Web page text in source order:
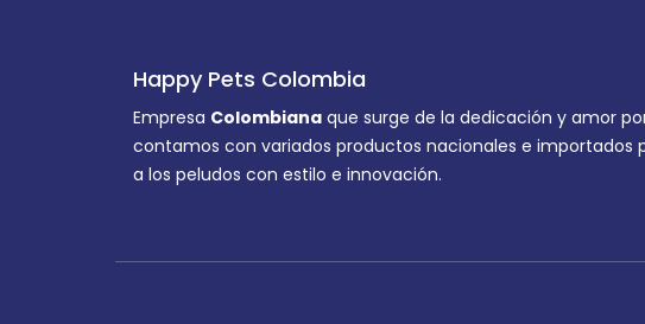
Happy Pets Colombia
Empresa Colombiana que surge de la dedicación y amor
contamos con variados productos nacionales e importados
a los peludos con estilo e innovación.